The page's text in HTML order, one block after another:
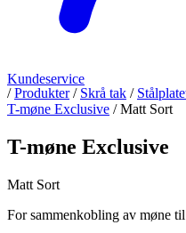
Kundeservice
/ Produkter / Skrå tak /
T-møne Exclusive / Matt Sort
T-møne Exclusive
Matt Sort
For sammenkobling av møne